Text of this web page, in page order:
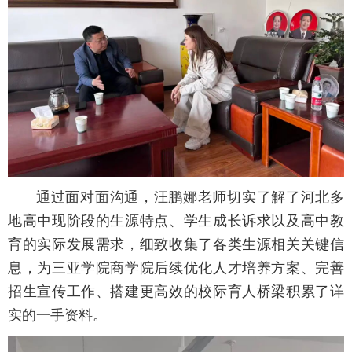
通过面对面沟通，汪鹏娜老师切实了解了河北多
地高中现阶段的生源特点、学生成长诉求以及高中教
育的实际发展需求，细致收集了各类生源相关关键信
息，为三亚学院商学院后续优化人才培养方案、完善
招生宣传工作、搭建更高效的校际育人桥梁积累了详
实的一手资料。